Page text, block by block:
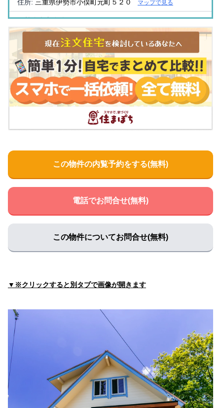
住所: 三重県伊勢市小俣町元町５２０ マップで見る
伊勢赤十字病院
住所:三重県伊勢市船江１丁目４７１番２ マップで見る
寺田クリニック
住所:三重県伊勢市小木町２６０−１ マップで見る
木村クリニック
住所:三重県伊勢市船江１丁目２−３８ マップで見る
山崎外科内科
三重県伊勢市楠部町乙７７ マップで見る
三重県伊勢市黒瀬町６９０−２ マップで見る
マップで見る
西山クリニック
住所:三重県伊勢市浦口４丁目２−１３ マップで見る
住所:
三重県伊勢市小木町７４６−１
マップで見る
徳田ファミリークリニック
三重県伊勢市倭町１３２ マップで見る
はまぐち内科クリニック
三重県伊勢市上地町４２１０−３ マップで見る
この物件の内覧予約をする(無料)
電話でお問合せ(無料)
この物件についてお問合せ(無料)
▼※クリックすると別タブで画像が開きます